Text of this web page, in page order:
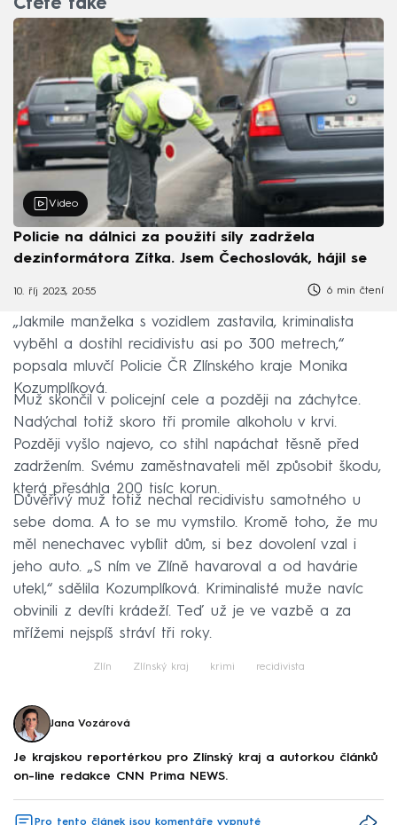
Čtěte také
Video
Policie na dálnici za použití síly zadržela
dezinformátora Zítka. Jsem Čechoslovák, hájil se
10. říj 2023, 20:55 6 min čtení
„Jakmile manželka s vozidlem zastavila, kriminalista
vyběhl a dostihl recidivistu asi po 300 metrech,“
popsala mluvčí Policie ČR Zlínského kraje Monika
Kozumplíková.
Muž skončil v policejní cele a později na záchytce.
Nadýchal totiž skoro tři promile alkoholu v krvi.
Později vyšlo najevo, co stihl napáchat těsně před
zadržením. Svému zaměstnavateli měl způsobit škodu,
která přesáhla 200 tisíc korun.
Důvěřivý muž totiž nechal recidivistu samotného u
sebe doma. A to se mu vymstilo. Kromě toho, že mu
měl nenechavec vybílit dům, si bez dovolení vzal i
jeho auto. „S ním ve Zlíně havaroval a od havárie
utekl,“ sdělila Kozumplíková. Kriminalisté muže navíc
obvinili z devíti krádeží. Teď už je ve vazbě a za
mřížemi nejspíš stráví tři roky.
Zlín Zlínský kraj krimi recidivista
Jana Vozárová
Je krajskou reportérkou pro Zlínský kraj a autorkou článků
on-line redakce CNN Prima NEWS.
Pro tento článek jsou komentáře vypnuté